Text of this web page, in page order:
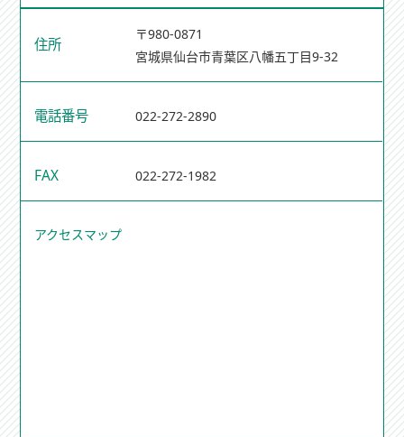
住所
〒980-0871
宮城県仙台市青葉区八幡五丁目9-32
電話番号 022-272-2890
FAX 022-272-1982
アクセスマップ